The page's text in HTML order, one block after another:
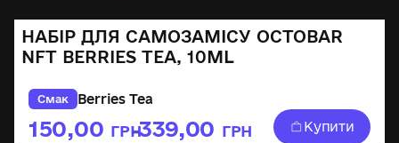
НАБІР ДЛЯ САМОЗАМІСУ OCTOBAR
NFT BERRIES TEA, 10ML
Смак Berries Tea
150,00 ГРН
–339,00 ГРН Купити